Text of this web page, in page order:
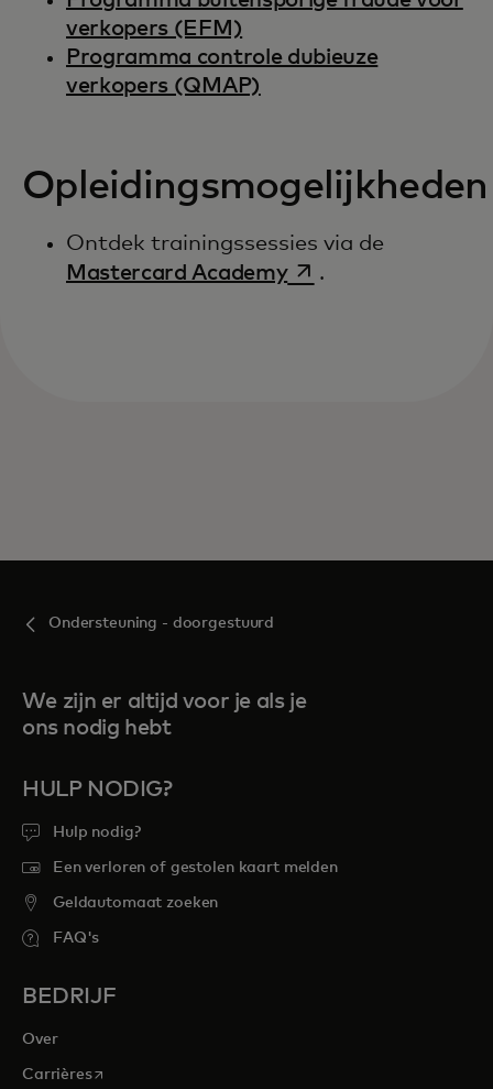
verkopers (EFM)
Programma controle dubieuze
verkopers (QMAP)
Opleidingsmogelijkheden
Ontdek trainingssessies via de
Mastercard Academyopens in a new tab
.
Ondersteuning - doorgestuurd
We zijn er altijd voor je als je
ons nodig hebt
HULP NODIG?
Hulp nodig?
Een verloren of gestolen kaart melden
Geldautomaat zoeken
FAQ's
BEDRIJF
Over
Carrièresopens in a new tab